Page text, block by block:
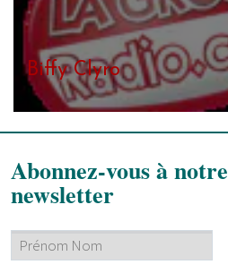
Biffy Clyro
Abonnez-vous à notre
newsletter